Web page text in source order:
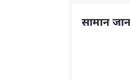
सामान